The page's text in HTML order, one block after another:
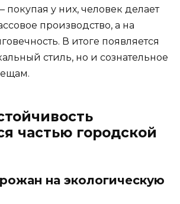
у них, человек делает
производство, а на
В итоге появляется
стиль, но и сознательное
частью городской
на экологическую